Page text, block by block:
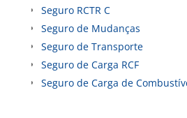
Seguro RCTR C
Seguro de Mudanças
Seguro de Transporte
Seguro de Carga RCF
Seguro de Carga de